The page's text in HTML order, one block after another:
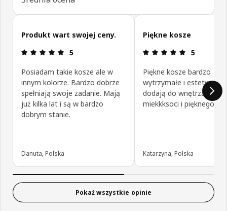
Pomiń opinie klientów
Produkt wart swojej ceny.
Opinia: 5 na 5 gwiazdki.
5
Posiadam takie kosze ale w
innym kolorze. Bardzo dobrze
spełniają swoje zadanie. Mają
już kilka lat i są w bardzo
dobrym stanie.
Danuta, Polska
Piękne kosze
Opinia: 5
5
Piękne kosze bardzo
wytrzymałe i estetyczne
dodają do wnętrza wiele
miekkksoci i pięknego
Katarzyna, Polska
Pokaż wszystkie opinie